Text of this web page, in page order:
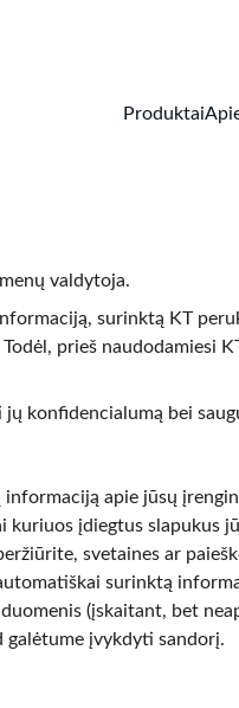
Produktai
valdytoja.
surinktą KT
prieš naudodamiesi
konfidencialumą bei
apie jūsų
įdiegtus slapukus
svetaines ar
surinktą
(įskaitant, bet
galėtume įvykdyti sandorį.